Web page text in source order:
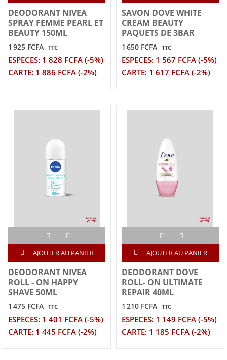
DEODORANT NIVEA
SPRAY FEMME PEARL ET
BEAUTY 150ML
1 925 FCFA TTC
ESPECES: 1 828 FCFA (-5%)
CARTE: 1 886 FCFA (-2%)
SAVON DOVE WHITE
CREAM BEAUTY
PAQUETS DE 3BAR
1 650 FCFA TTC
ESPECES: 1 567 FCFA (-5%)
CARTE: 1 617 FCFA (-2%)
AJOUTER AU PANIER
DEODORANT NIVEA
ROLL - ON HAPPY
SHAVE 50ML
1 475 FCFA TTC
ESPECES: 1 401 FCFA (-5%)
CARTE: 1 445 FCFA (-2%)
AJOUTER AU PANIER
DEODORANT DOVE
ROLL- ON ULTIMATE
REPAIR 40ML
1 210 FCFA TTC
ESPECES: 1 149 FCFA (-5%)
CARTE: 1 185 FCFA (-2%)